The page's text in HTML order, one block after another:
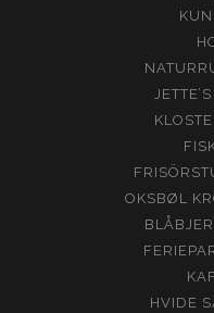
OKSBØL
HVIDE